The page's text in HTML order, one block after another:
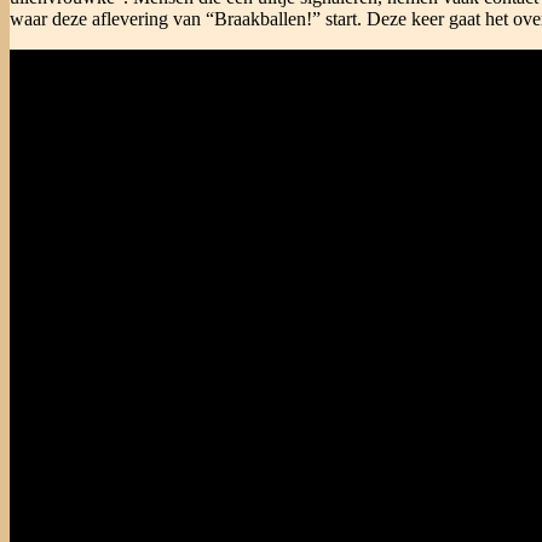
waar deze aflevering van “Braakballen!” start. Deze keer gaat het